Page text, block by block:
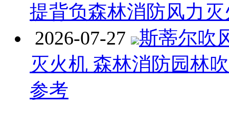
提背负森林消防风力
2026-07-27
斯蒂尔吹
灭火机 森林消防园林
参考